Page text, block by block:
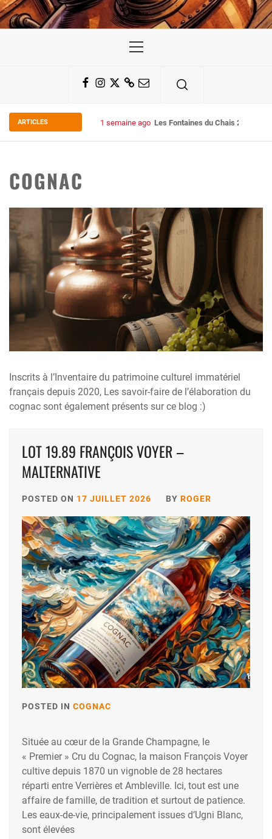
Menu
Facebook
Instagram
TwitterSubstack
Email
ARTICLES 2 semaines ago Some Kind Ov POH !
COGNAC
Inscrits à l’Inventaire du patrimoine culturel immatériel
français depuis 2020, Les savoir-faire de l’élaboration du
cognac sont également présents sur ce blog :)
LOT 19.89 FRANÇOIS VOYER –
MALTERNATIVE
POSTED ON 17 JUILLET 2026 BY ROGER
POSTED IN COGNAC
Située au cœur de la Grande Champagne, le
« Premier » Cru du Cognac, la maison François Voyer
cultive depuis 1870 un vignoble de 28 hectares
réparti entre Verrières et Ambleville. Ici, tout est une
affaire de famille, de tradition et surtout de patience.
Les eaux-de-vie, principalement issues d’Ugni Blanc,
sont élevées